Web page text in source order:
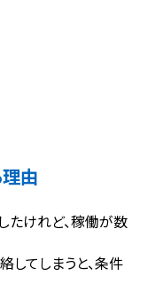
由
たけれど、稼働が数
してしまうと、条件